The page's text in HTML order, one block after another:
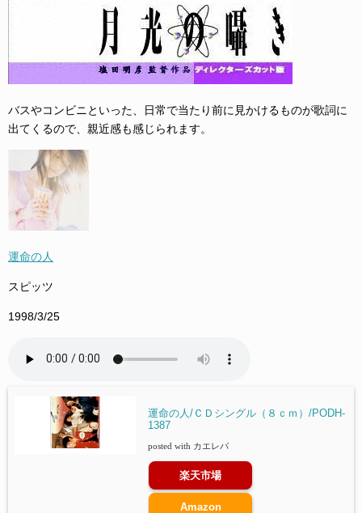
バスやコンビニといった、日常で当たり前に見かけるものが歌詞に
出てくるので、親近感も感じられます。
運命の人
スピッツ
1998/3/25
運命の人/ＣＤシングル（８ｃｍ）/PODH-
1387
posted with カエレバ
楽天市場
Amazon